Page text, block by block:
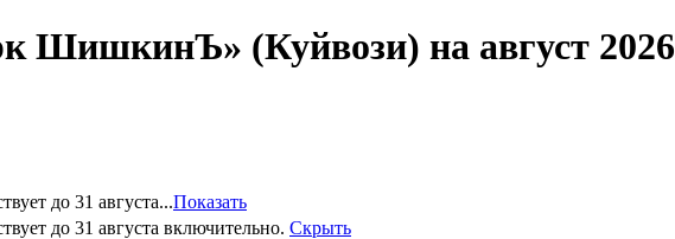
ШишкинЪ» (Куйвози) на август 2026
до 31 августа...Показать
до 31 августа включительно. Скрыть